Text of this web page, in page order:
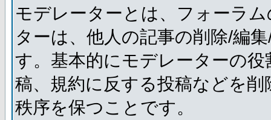
モデレーターとは、フォーラ
ターは、他人の記事の削除/編
す。基本的にモデレーターの
稿、規約に反する投稿などを
秩序を保つことです。